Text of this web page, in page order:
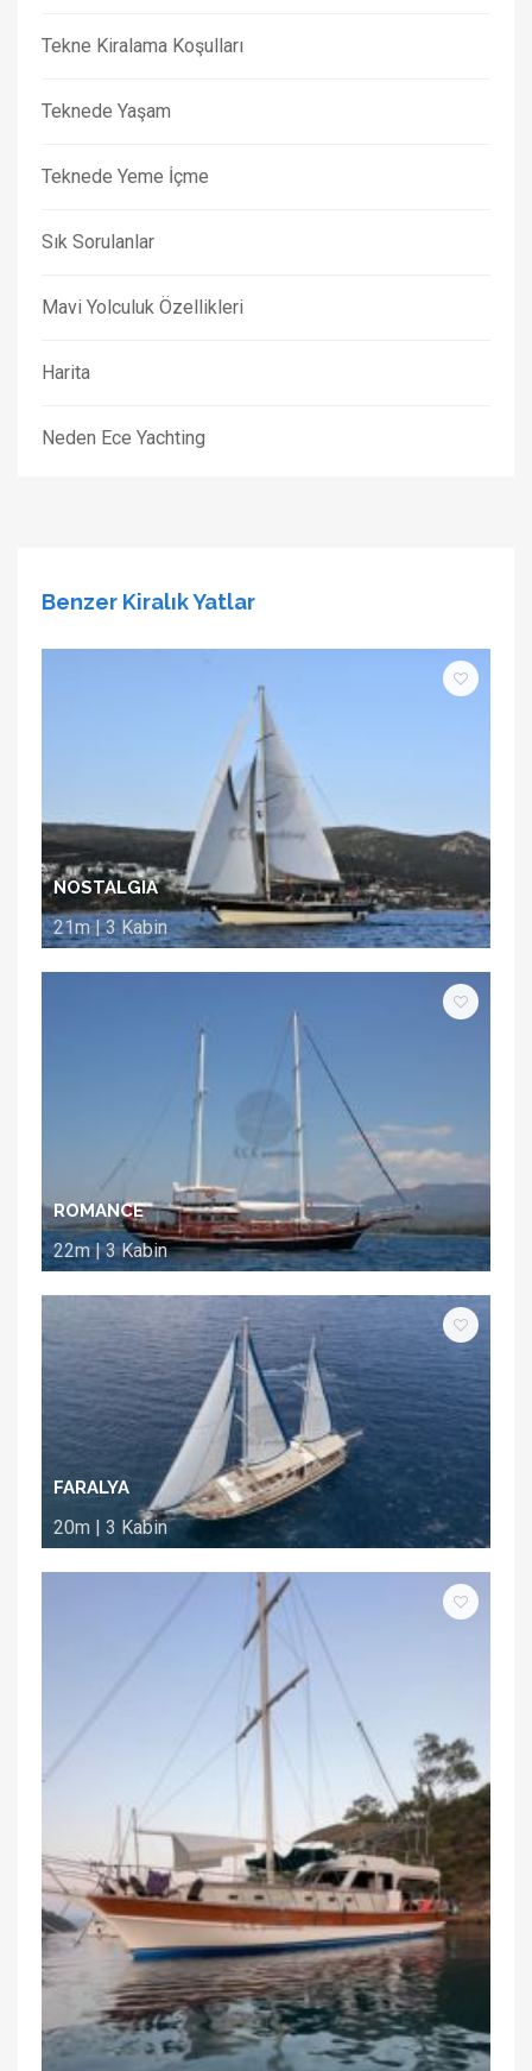
Tekne Kiralama Koşulları
Teknede Yaşam
Teknede Yeme İçme
Sık Sorulanlar
Mavi Yolculuk Özellikleri
Harita
Neden Ece Yachting
Benzer Kiralık Yatlar
NOSTALGIA
21m | 3 Kabin
ROMANCE
22m | 3 Kabin
FARALYA
20m | 3 Kabin